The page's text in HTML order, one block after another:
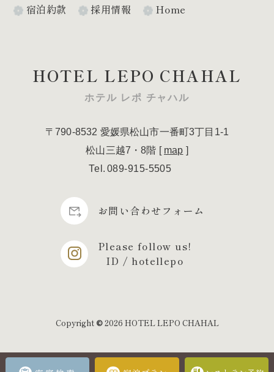
HOTEL LEPO CHAHAL
ホテル レポ チャハル
〒790-8532 愛媛県松山市一番町3丁目1-1
松山三越7・8階 [ map ]
Tel
089-915-5505
お問い合わせフォーム
Please follow us!
ID / hotellepo
宿泊約款
採用情報 Home
Copyright ©2026 HOTEL LEPO CHAHAL